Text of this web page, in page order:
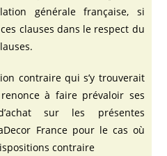
générale française, si
clauses dans le respect du
contraire qui s’y trouverait
à faire prévaloir ses
sur les présentes
France pour le cas où
contraire